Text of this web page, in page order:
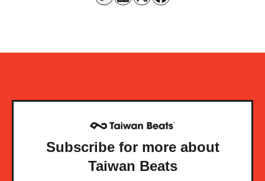
Subscribe for more about
Taiwan Beats